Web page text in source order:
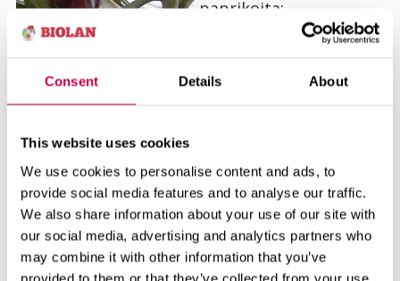
Consent Details About
This website uses cookies
We use cookies to personalise content and ads, to
provide social media features and to analyse our traffic.
We also share information about your use of our site with
our social media, advertising and analytics partners who
may combine it with other information that you’ve
provided to them or that they’ve collected from your use
paprikoita:
Banana'
on pitkäkäinen,
kermanvärinen paprika,
jonka hedelmät ovat
pitkäkäisiä.